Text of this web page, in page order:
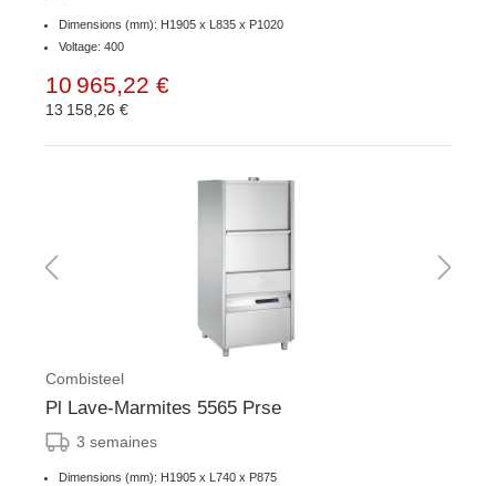
Dimensions (mm): H1905 x L835 x P1020
Voltage: 400
10 965,22 €
13 158,26 €
Combisteel
Pl Lave-Marmites 5565 Prse
3 semaines
Dimensions (mm): H1905 x L740 x P875